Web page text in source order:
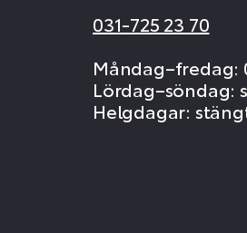
031-725 23 70
Måndag–fredag:
Lördag–söndag:
Helgdagar: